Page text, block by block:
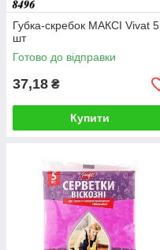
Губка-скребок МАКСІ Vivat 5
шт
Готово до відправки
37,18 ₴
Купити